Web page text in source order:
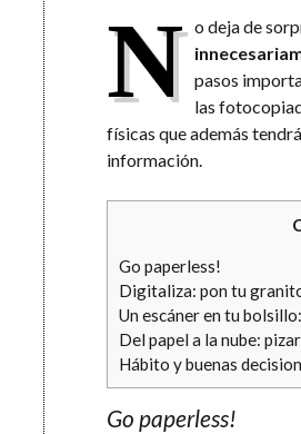
N o deja de
pasos
las
físicas que además
información.
Go paperless!
Digitaliza: pon tu
Un escáner en tu
Del papel a la nube:
Hábito y buenas
Go paperless!